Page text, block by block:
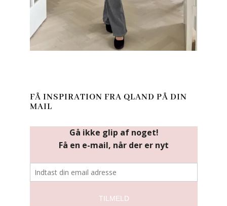
FÅ INSPIRATION FRA QLAND PÅ DIN
MAIL